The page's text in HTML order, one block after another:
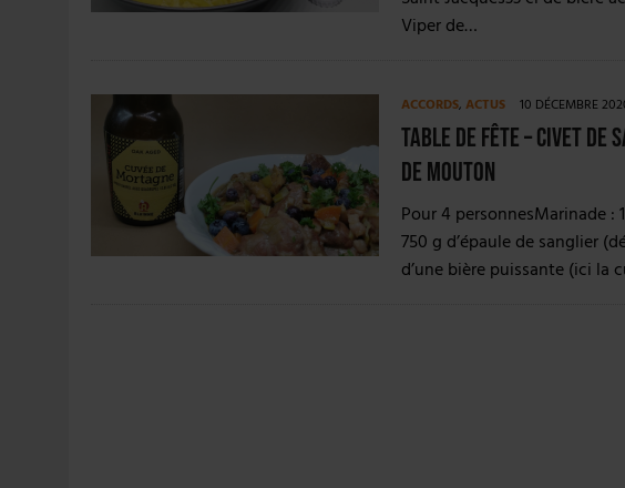
Viper de…
ACCORDS, ACTUS 10 DÉCEMBRE
Table de fête – Civet
de mouton
Pour 4 personnesMarinade :
750 g d’épaule de sanglier
d’une bière puissante (ici la